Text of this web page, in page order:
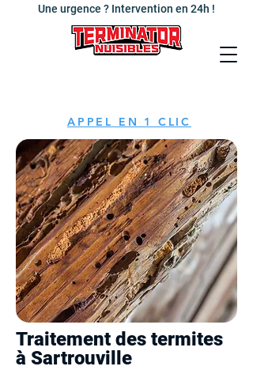
Une urgence ? Intervention en 24h !
APPEL EN 1 CLIC
Traitement des termites
à Sartrouville